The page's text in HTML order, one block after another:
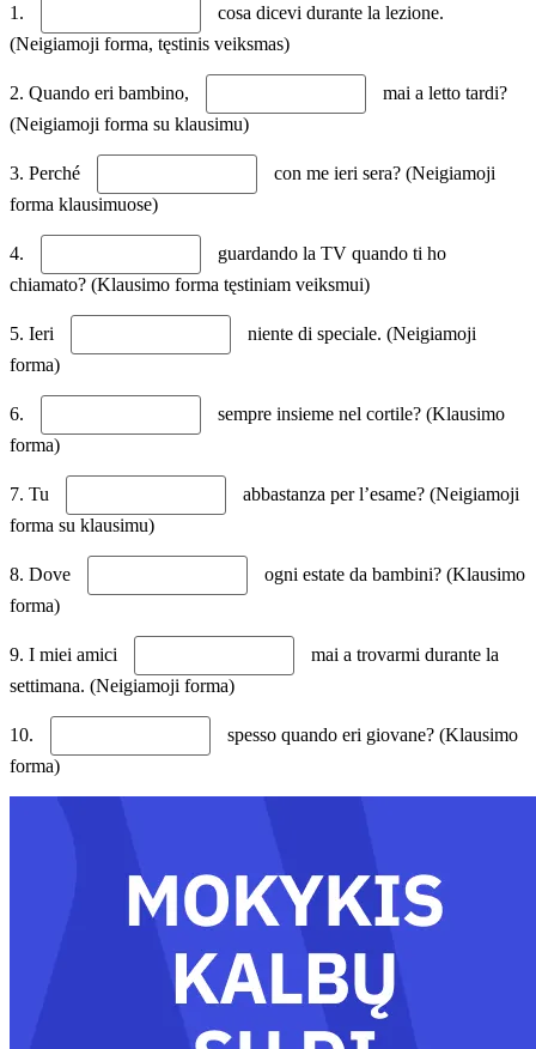
1.
cosa dicevi durante la lezione.
(Neigiamoji forma, tęstinis veiksmas)
2. Quando eri bambino,
mai a letto tardi?
(Neigiamoji forma su klausimu)
3. Perché
con me ieri sera? (Neigiamoji
forma klausimuose)
4.
guardando la TV quando ti ho
chiamato? (Klausimo forma tęstiniam veiksmui)
5. Ieri
niente di speciale. (Neigiamoji
forma)
6.
sempre insieme nel cortile? (Klausimo
forma)
7. Tu
abbastanza per l’esame? (Neigiamoji
forma su klausimu)
8. Dove
ogni estate da bambini? (Klausimo
forma)
9. I miei amici
mai a trovarmi durante la
settimana. (Neigiamoji forma)
10.
spesso quando eri giovane? (Klausimo
forma)